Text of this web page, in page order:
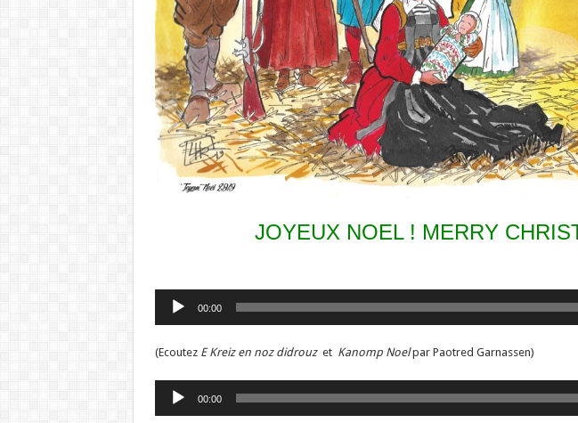
JOYEUX NOEL ! MERRY
Lecteur
audio
00:00
(Ecoutez E Kreiz en noz didrouz et Kanomp Noelpar Paotred Garnassen)
Lecteur
audio
00:00